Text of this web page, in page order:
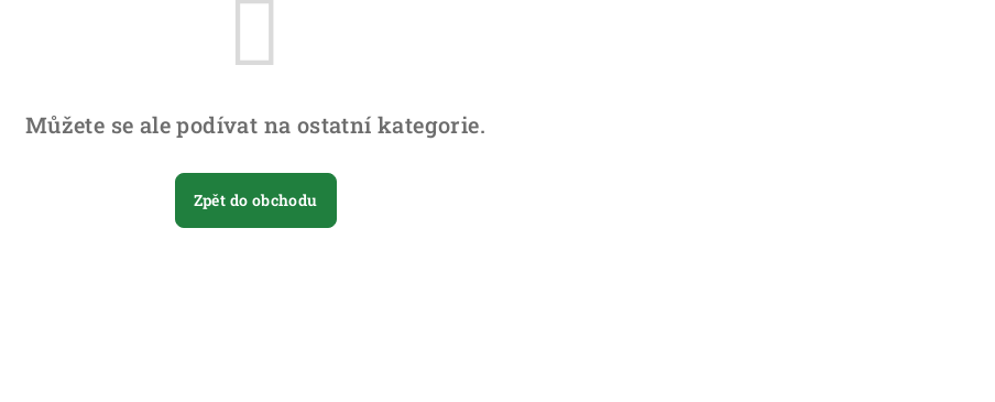
Můžete se ale podívat na ostatní kategorie.
Zpět do obchodu